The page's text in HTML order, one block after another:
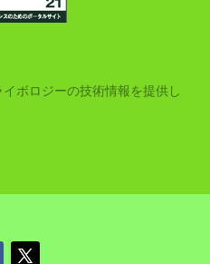
ボロジーの技術情報を提供し